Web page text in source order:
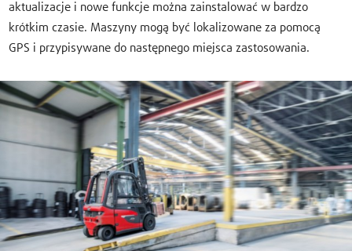
aktualizacje i nowe funkcje można zainstalować w bardzo
krótkim czasie. Maszyny mogą być lokalizowane za pomocą
GPS i przypisywane do następnego miejsca zastosowania.